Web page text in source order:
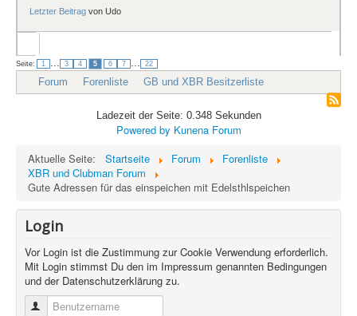
Letzter Beitrag vonUdo
Seite: 1 3 4 5 6 7 22
Forum Forenliste GB und XBR Besitzerliste
Ladezeit der Seite: 0.348 Sekunden
Powered by Kunena Forum
Aktuelle Seite:
Startseite Forum
Forenliste
XBR und Clubman Forum
Gute Adressen für das einspeichen mit Edelsthlspeichen
Login
Vor Login ist die Zustimmung zur Cookie Verwendung erforderlich.
Mit Login stimmst Du den im Impressum genannten Bedingungen
und der Datenschutzerklärung zu.
Benutzername